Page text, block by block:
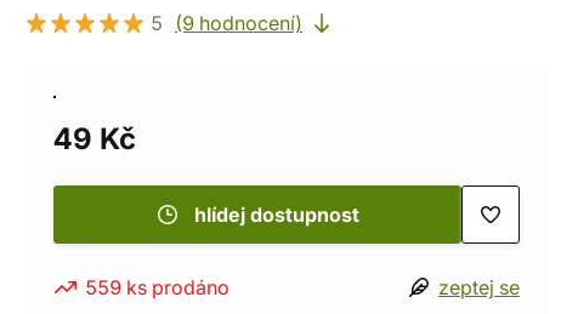
5 (9 hodnocení)
49 Kč
hlídej dostupnost
559 ks prodáno zeptej se